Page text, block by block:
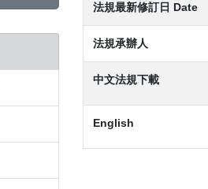
法規最新修訂日 Date
法規承辦人
中文法規下載
English